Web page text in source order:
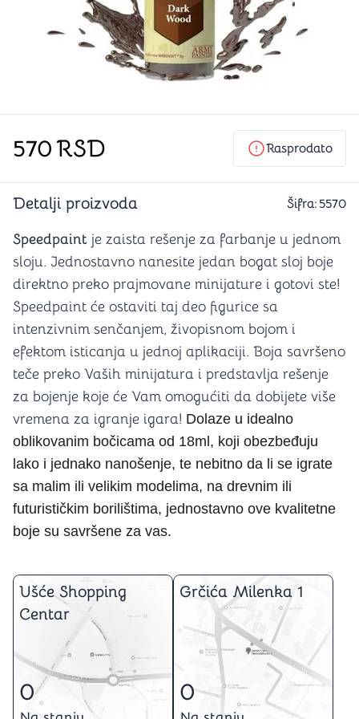
570RSD Rasprodato
Detalji proizvoda Šifra: 5570
Speedpaint je zaista rešenje za farbanje u jednom
sloju. Jednostavno nanesite jedan bogat sloj boje
direktno preko prajmovane minijature i gotovi ste!
Speedpaint će ostaviti taj deo figurice sa
intenzivnim senčanjem, živopisnom bojom i
efektom isticanja u jednoj aplikaciji. Boja savršeno
teče preko Vaših minijatura i predstavlja rešenje
za bojenje koje će Vam omogućiti da dobijete više
vremena za igranje igara! Dolaze u idealno
oblikovanim bočicama od 18ml, koji obezbeđuju
lako i jednako nanošenje, te nebitno da li se igrate
sa malim ili velikim modelima, na drevnim ili
futurističkim borilištima, jednostavno ove kvalitetne
boje su savršene za vas.
Ušće Shopping
Centar
0
Grčića Milenka 1
0